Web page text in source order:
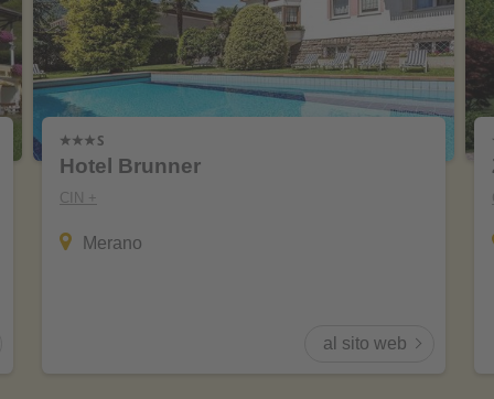
Hotel Brunner
CIN +
Merano
al sito web